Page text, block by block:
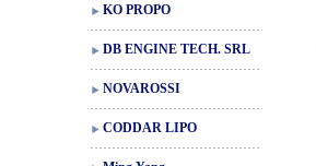
KO PROPO
DB ENGINE TECH. SRL
NOVAROSSI
CODDAR LIPO